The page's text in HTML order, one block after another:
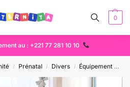
0
au : +221 77 281 10 10
/ Prénatal / Divers / Équipement bébé